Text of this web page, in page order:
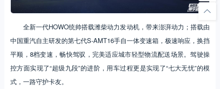
全新一代HOWO统帅搭载潍柴动力发动机，带来澎湃动力；搭载由
中国重汽自主研发的第七代S-AMT16手自一体变速箱，极速响应，换挡
平顺，8档变速，畅快驾驭，完美适应城市轻型物流配送场景。驾驶操
控方面实现了“超级九段”的进阶，用车过程更是实现了“七大无忧”的模
式，一路守护卡友。